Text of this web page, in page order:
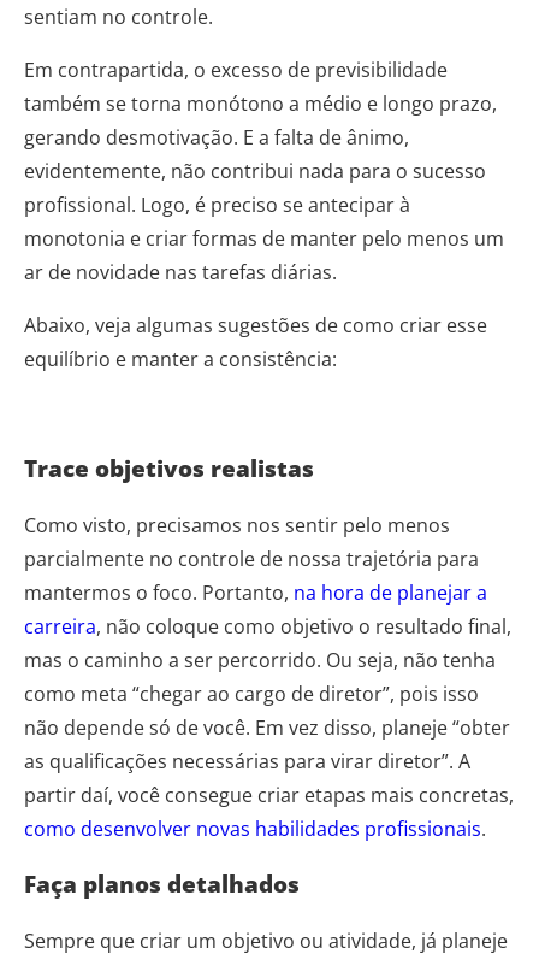
sentiam no controle.
Em contrapartida, o excesso de previsibilidade
também se torna monótono a médio e longo prazo,
gerando desmotivação. E a falta de ânimo,
evidentemente, não contribui nada para o sucesso
profissional. Logo, é preciso se antecipar à
monotonia e criar formas de manter pelo menos um
ar de novidade nas tarefas diárias.
Abaixo, veja algumas sugestões de como criar esse
equilíbrio e manter a consistência:
Trace objetivos realistas
Como visto, precisamos nos sentir pelo menos
parcialmente no controle de nossa trajetória para
mantermos o foco. Portanto, na hora de planejar a
carreira, não coloque como objetivo o resultado final,
mas o caminho a ser percorrido. Ou seja, não tenha
como meta “chegar ao cargo de diretor”, pois isso
não depende só de você. Em vez disso, planeje “obter
as qualificações necessárias para virar diretor”. A
partir daí, você consegue criar etapas mais concretas,
como desenvolver novas habilidades profissionais.
Faça planos detalhados
Sempre que criar um objetivo ou atividade, já planeje